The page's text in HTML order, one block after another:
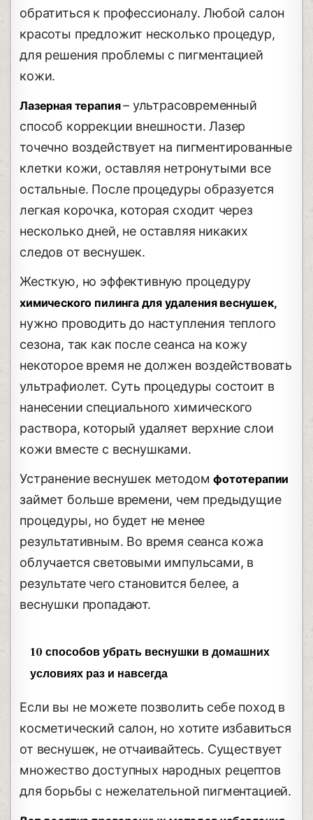
обратиться к профессионалу. Любой салон
красоты предложит несколько процедур,
для решения проблемы с пигментацией
кожи.
Лазерная терапия– ультрасовременный
способ коррекции внешности. Лазер
точечно воздействует на пигментированные
клетки кожи, оставляя нетронутыми все
остальные. После процедуры образуется
легкая корочка, которая сходит через
несколько дней, не оставляя никаких
следов от веснушек.
Жесткую, но эффективную процедуру
химического пилинга для удаления веснушек,
нужно проводить до наступления теплого
сезона, так как после сеанса на кожу
некоторое время не должен воздействовать
ультрафиолет. Суть процедуры состоит в
нанесении специального химического
раствора, который удаляет верхние слои
кожи вместе с веснушками.
Устранение веснушек методомфототерапии
займет больше времени, чем предыдущие
процедуры, но будет не менее
результативным. Во время сеанса кожа
облучается световыми импульсами, в
результате чего становится белее, а
веснушки пропадают.
10 способов убрать веснушки в домашних
условиях раз и навсегда
Если вы не можете позволить себе поход в
косметический салон, но хотите избавиться
от веснушек, не отчаивайтесь. Существует
множество доступных народных рецептов
для борьбы с нежелательной пигментацией.